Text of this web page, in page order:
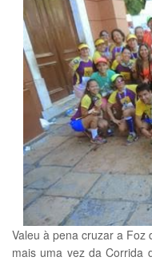
Valeu à pena cruzar a Foz
mais uma vez da Corrida